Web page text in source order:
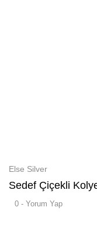
Else Silver
Sedef Çiçekli
0 - Yorum Yap